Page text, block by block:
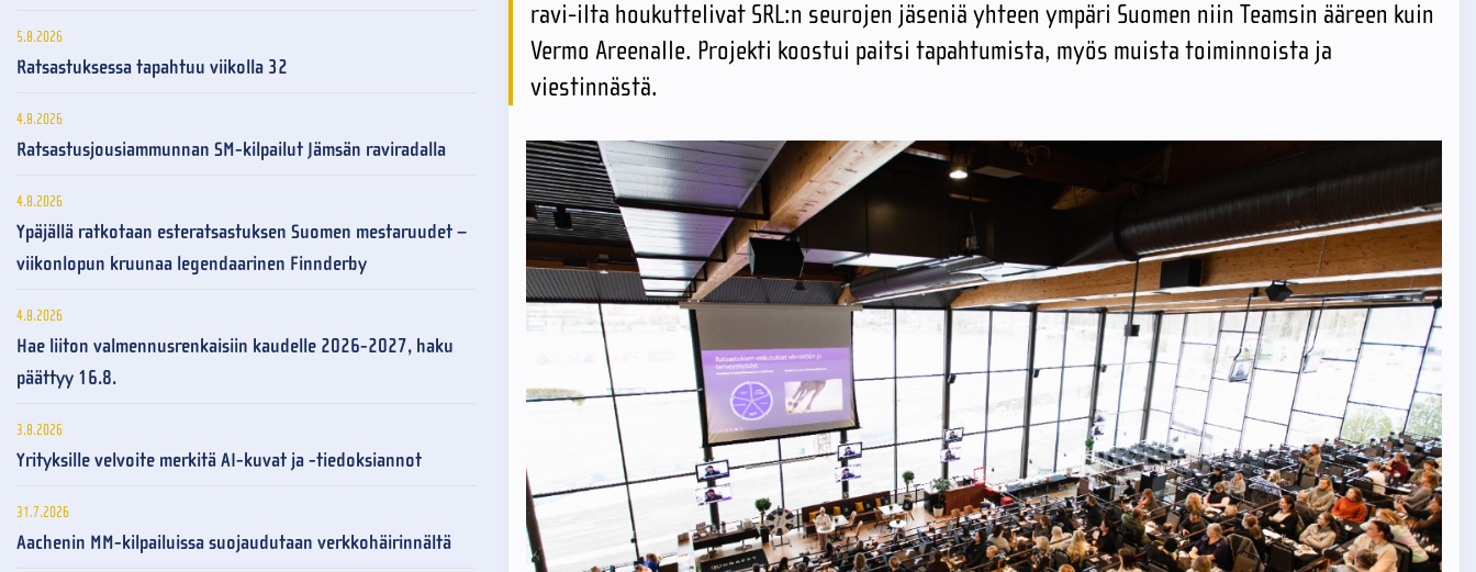
ravi-ilta houkuttelivat SRL:n seurojen jäseniä yhteen ympäri Suomen niin Teamsin ääreen kuin
Vermo Areenalle. Projekti koostui paitsi tapahtumista, myös muista toiminnoista ja
viestinnästä.
5.8.2026
Ratsastuksessa tapahtuu viikolla 32
4.8.2026
Ratsastusjousiammunnan SM-kilpailut Jämsän raviradalla
4.8.2026
Ypäjällä ratkotaan esteratsastuksen Suomen mestaruudet –
viikonlopun kruunaa legendaarinen Finnderby
4.8.2026
Hae liiton valmennusrenkaisiin kaudelle 2026-2027, haku
päättyy 16.8.
3.8.2026
Yrityksille velvoite merkitä AI-kuvat ja -tiedoksiannot
31.7.2026
Aachenin MM-kilpailuissa suojaudutaan verkkohäirinnältä